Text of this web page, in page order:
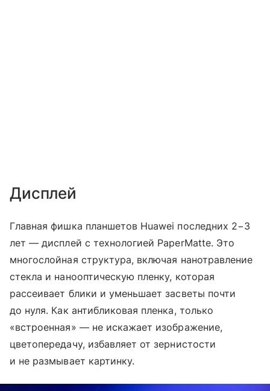
Дисплей
Главная фишка планшетов Huawei последних 2−3
лет — дисплей с технологией PaperMatte. Это
многослойная структура, включая нанотравление
стекла и нанооптическую пленку, которая
рассеивает блики и уменьшает засветы почти
до нуля. Как антибликовая пленка, только
«встроенная» — не искажает изображение,
цветопередачу, избавляет от зернистости
и не размывает картинку.